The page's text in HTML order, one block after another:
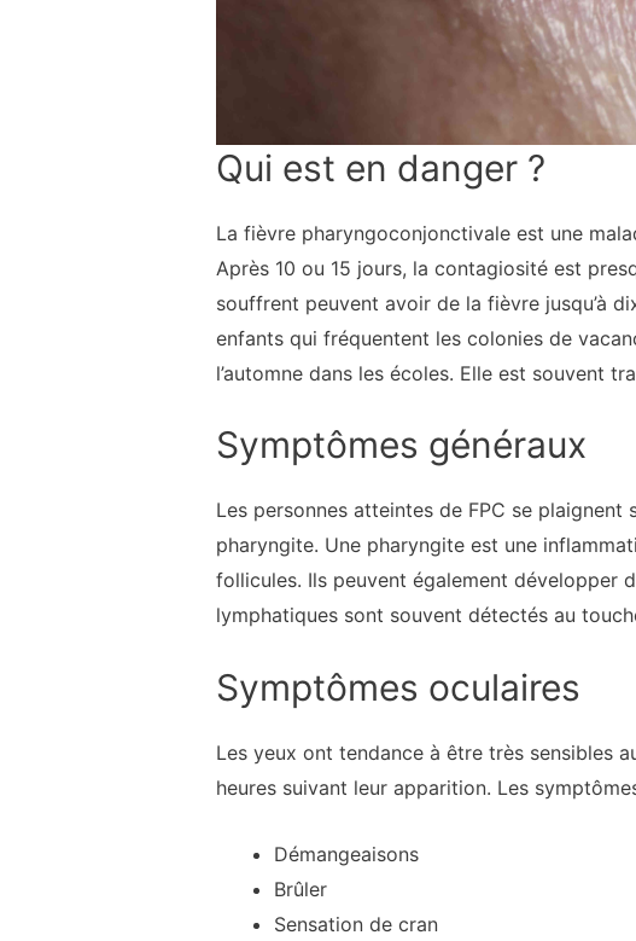
Qui est en danger ?
La fièvre pharyngoconjonctivale est une
Après 10 ou 15 jours, la contagiosité est
souffrent peuvent avoir de la fièvre jusqu’à
enfants qui fréquentent les colonies de
l’automne dans les écoles. Elle est souvent
Symptômes généraux
Les personnes atteintes de FPC se
pharyngite. Une pharyngite est une
follicules. Ils peuvent également développer
lymphatiques sont souvent détectés au
Symptômes oculaires
Les yeux ont tendance à être très sensibles
heures suivant leur apparition. Les
Démangeaisons
Brûler
Sensation de cran